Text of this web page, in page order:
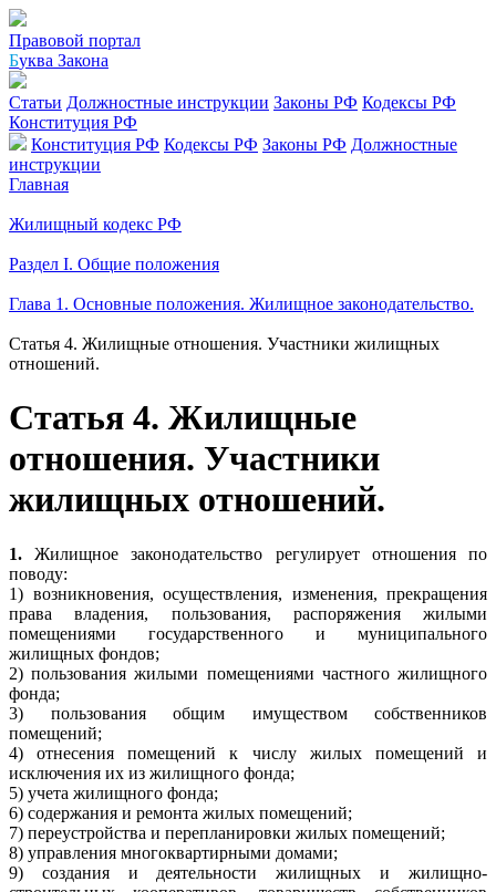
Правовой портал
Буква Закона
Статьи Должностные инструкции Законы РФ Кодексы РФ
Конституция РФ
Конституция РФ Кодексы РФ Законы РФ Должностные
инструкции
Главная
Жилищный кодекс РФ
Раздел I. Общие положения
Глава 1. Основные положения. Жилищное законодательство.
Статья 4. Жилищные отношения. Участники жилищных
отношений.
Статья 4. Жилищные
отношения. Участники
жилищных отношений.
1.Жилищное законодательство регулирует отношения по
поводу:
1) возникновения, осуществления, изменения, прекращения
права владения, пользования, распоряжения жилыми
помещениями государственного и муниципального
жилищных фондов;
2) пользования жилыми помещениями частного жилищного
фонда;
3) пользования общим имуществом собственников
помещений;
4) отнесения помещений к числу жилых помещений и
исключения их из жилищного фонда;
5) учета жилищного фонда;
6) содержания и ремонта жилых помещений;
7) переустройства и перепланировки жилых помещений;
8) управления многоквартирными домами;
9) создания и деятельности жилищных и жилищно-